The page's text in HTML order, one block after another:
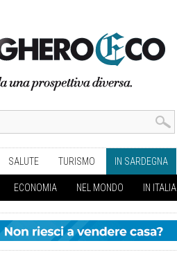
SALUTE TURISMO IN SARDEGNA
ECONOMIA NEL MONDO IN ITALIA